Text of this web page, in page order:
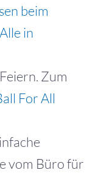
beim
in
Zum
For All
vom Büro für